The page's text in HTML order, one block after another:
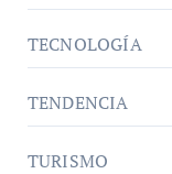
TECNOLOGÍA
TENDENCIA
TURISMO